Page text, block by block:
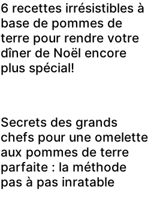
6 recettes irrésistibles à
base de pommes de
terre pour rendre votre
dîner de Noël encore
plus spécial!
Secrets des grands
chefs pour une omelette
aux pommes de terre
parfaite : la méthode
pas à pas inratable